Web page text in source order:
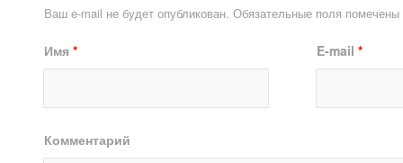
Ваш e-mail не будет опубликован. Обязательные поля помечены
Имя * E-mail *
Комментарий